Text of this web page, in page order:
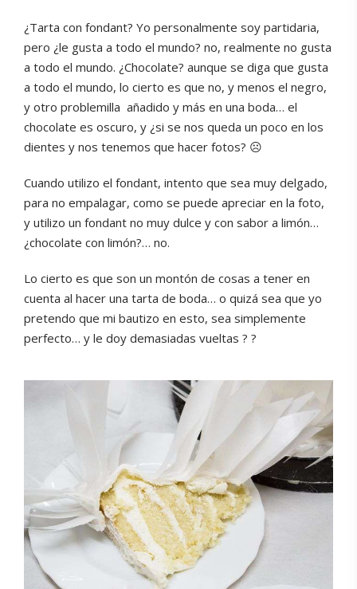
¿Tarta con fondant? Yo personalmente soy partidaria,
pero ¿le gusta a todo el mundo? no, realmente no gusta
a todo el mundo. ¿Chocolate? aunque se diga que gusta
a todo el mundo, lo cierto es que no, y menos el negro,
y otro problemilla añadido y más en una boda… el
chocolate es oscuro, y ¿si se nos queda un poco en los
dientes y nos tenemos que hacer fotos? ☹️
Cuando utilizo el fondant, intento que sea muy delgado,
para no empalagar, como se puede apreciar en la foto,
y utilizo un fondant no muy dulce y con sabor a limón…
¿chocolate con limón?… no.
Lo cierto es que son un montón de cosas a tener en
cuenta al hacer una tarta de boda… o quizá sea que yo
pretendo que mi bautizo en esto, sea simplemente
perfecto… y le doy demasiadas vueltas ? ?